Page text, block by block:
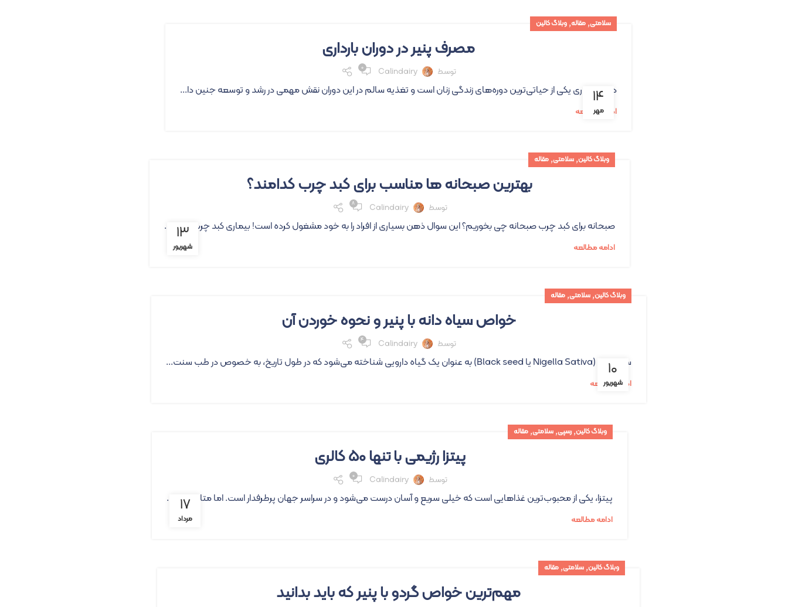
۱۴
مهر
سلامتی, مقاله, وبلاگ کالین
مصرف پنیر در دوران بارداری
توسط Calindairy ۰
دوران بارداری یکی از حیاتی‌ترین دوره‌های زندگی زنان است و تغذیه سالم در این دوران نقش مهمی در رشد و توسعه جنین دا...
ادامه مطالعه
۱۳
شهریور
وبلاگ کالین, سلامتی, مقاله
بهترین صبحانه ها مناسب برای کبد چرب کدامند؟
توسط Calindairy ۸
صبحانه برای کبد چرب صبحانه چی بخوریم؟ این سوال ذهن بسیاری از افراد را به خود مشغول کرده است! بیماری کبد چرب که ام...
ادامه مطالعه
۱۰
شهریور
وبلاگ کالین,سلامتی,مقاله
خواص سیاه دانه با پنیر و نحوه خوردن آن
توسط Calindairy ۴
سیاه دانه (Nigella Sativa یا Black seed) به عنوان یک گیاه دارویی شناخته می‌شود که در طول تاریخ، به خصوص در طب سنت...
ادامه مطالعه
۱۷
مرداد
وبلاگ کالین,رسپی, سلامتی, مقاله
پیتزا رژیمی با تنها ۵۰ کالری
توسط Calindairy ۰
پیتزا، یکی از محبوب‌ترین غذاهایی است که خیلی سریع و آسان درست می‌شود و در سراسر جهان پرطرفدار است. اما متاسفانه، ...
ادامه مطالعه
وبلاگ کالین, سلامتی, مقاله
مهم‌ترین خواص گردو با پنیر که باید بدانید